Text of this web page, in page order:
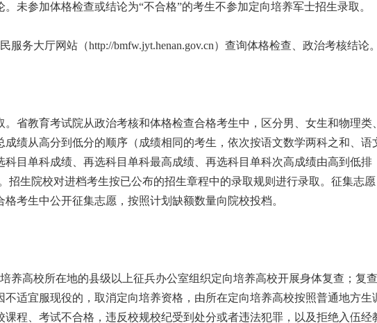
未参加体格检查或结论为“不合格”的考生不参加定向培养军士招生录取。
大厅网站（http://bmfw.jyt.henan.gov.cn）查询体格检查、政治考核结论。
教育考试院从政治考核和体格检查合格考生中，区分男、女生和物理类、
绩从高分到低分的顺序（成绩相同的考生，依次按语文数学两科之和、语
目单科成绩、再选科目单科最高成绩、再选科目单科次高成绩由高到低排
招生院校对进档考生按已公布的招生章程中的录取规则进行录取。征集志愿
考生中公开征集志愿，按照计划缺额数量向院校投档。
高校所在地的县级以上征兵办公室组织定向培养高校开展身体复查；复
适宜服现役的，取消定向培养资格，由所在定向培养高校按照普通地方生
程、考试不合格，违反校规校纪受到处分或者违法犯罪，以及拒绝入伍经